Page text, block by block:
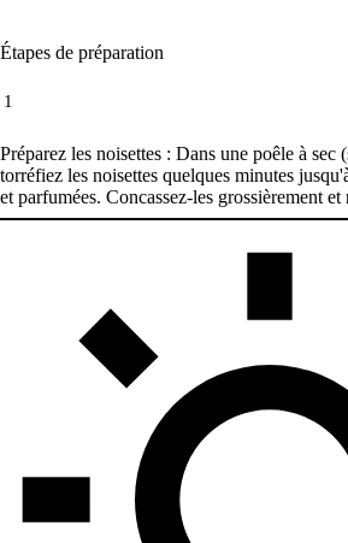
Étapes de préparation
1
Préparez les noisettes : Dans une poêle à sec
torréfiez les noisettes quelques minutes
et parfumées. Concassez-les grossièrement et